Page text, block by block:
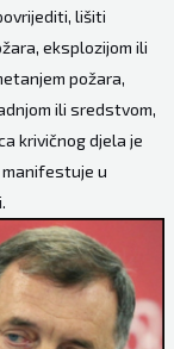
lišiti
eksplozijom ili
požara,
ili sredstvom,
krivičnog djela je
u